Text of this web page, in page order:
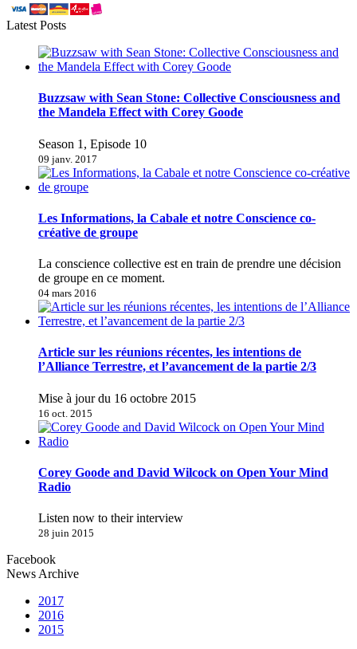
Latest Posts
Buzzsaw with Sean Stone: Collective Consciousness and
the Mandela Effect with Corey Goode
Season 1, Episode 10
09 janv. 2017
Les Informations, la Cabale et notre Conscience co-
créative de groupe
La conscience collective est en train de prendre une décision
de groupe en ce moment.
04 mars 2016
Article sur les réunions récentes, les intentions de
l’Alliance Terrestre, et l’avancement de la partie 2/3
Mise à jour du 16 octobre 2015
16 oct. 2015
Corey Goode and David Wilcock on Open Your Mind
Radio
Listen now to their interview
28 juin 2015
Facebook
News Archive
2017
2016
2015